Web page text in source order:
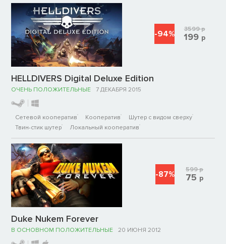
HELLDIVERS Digital Deluxe Edition
ОЧЕНЬ ПОЛОЖИТЕЛЬНЫЕ 7 ДЕКАБРЯ 2015
Сетевой кооператив Кооператив
Шутер с видом сверху
Твин-стик шутер
Локальный кооператив
-94% 3599р
199 р
Duke Nukem Forever
В ОСНОВНОМ ПОЛОЖИТЕЛЬНЫЕ 20 ИЮНЯ 2012
-87% 599р
75 р